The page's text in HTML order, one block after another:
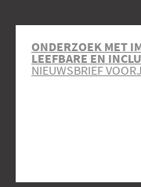
ONDERZOEK MET
LEEFBARE EN
NIEUWSBRIEF